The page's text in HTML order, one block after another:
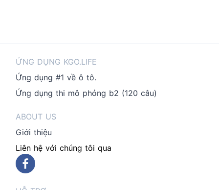
ỨNG DỤNG KGO.LIFE
Ứng dụng #1 về ô tô.
Ứng dụng thi mô phỏng b2 (120 câu)
ABOUT US
Giới thiệu
Liên hệ với chúng tôi qua